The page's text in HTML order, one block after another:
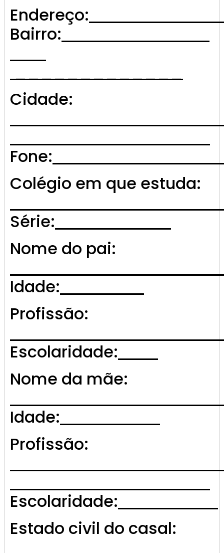
Endereço:
Bairro:
_____________
Cidade:
Fone:
Colégio em que estuda:
Série:
Nome do pai:
Idade:
Profissão:
Escolaridade:
Nome da mãe:
Idade:
Profissão:
Escolaridade:
Estado civil do casal: